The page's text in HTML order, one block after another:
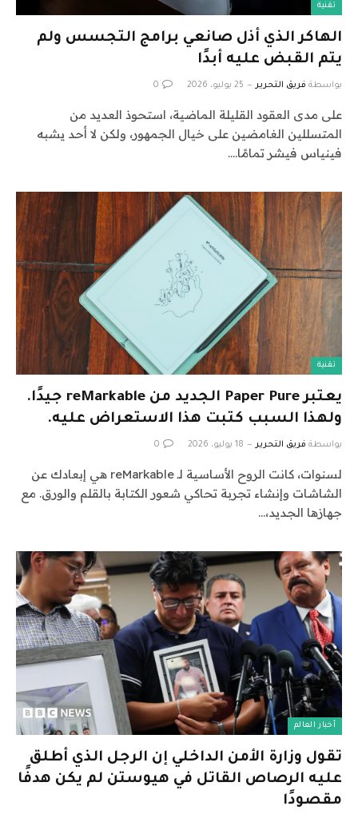
تقنية
الهاكر الذي أذل صانعي برامج التجسس ولم
يتم القبض عليه أبدًا
بواسطة فريق التحرير 25 يوليو، 2026 0
على مدى العقود القليلة الماضية، استحوذ العديد من
المتسللين الغامضين على خيال الجمهور، ولكن لا أحد يشبه
فينياس فيشر تمامًا.…
تقنية
يعتبر Paper Pure الجديد من reMarkable جيدًا.
ولهذا السبب كتبت هذا الاستعراض عليه.
بواسطة فريق التحرير 18 يوليو، 2026 0
لسنوات، كانت الروح الأساسية لـ reMarkable هي إبعادك عن
الشاشات وإنشاء تجربة تحاكي شعور الكتابة بالقلم والورق. مع
جهازها الجديد،…
أخبار العالم
تقول وزارة الأمن الداخلي إن الرجل الذي أطلق
عليه الرصاص القاتل في هيوستن لم يكن هدفًا
مقصودًا